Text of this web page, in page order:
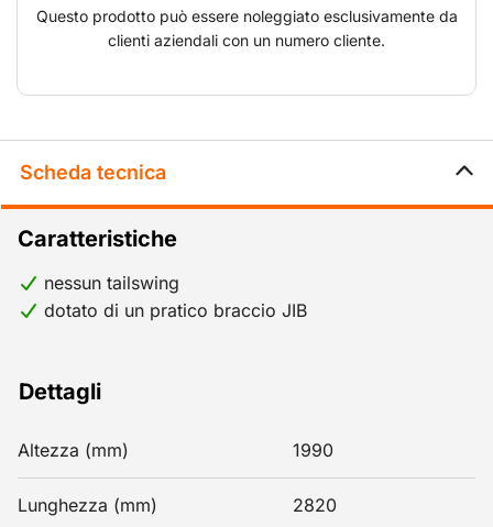
Questo prodotto può essere noleggiato esclusivamente da
clienti aziendali con un numero cliente.
Scheda tecnica
Dettagli
Altezza (mm) 1990
Lunghezza (mm) 2820
Caratteristiche
nessun tailswing
dotato di un pratico braccio JIB